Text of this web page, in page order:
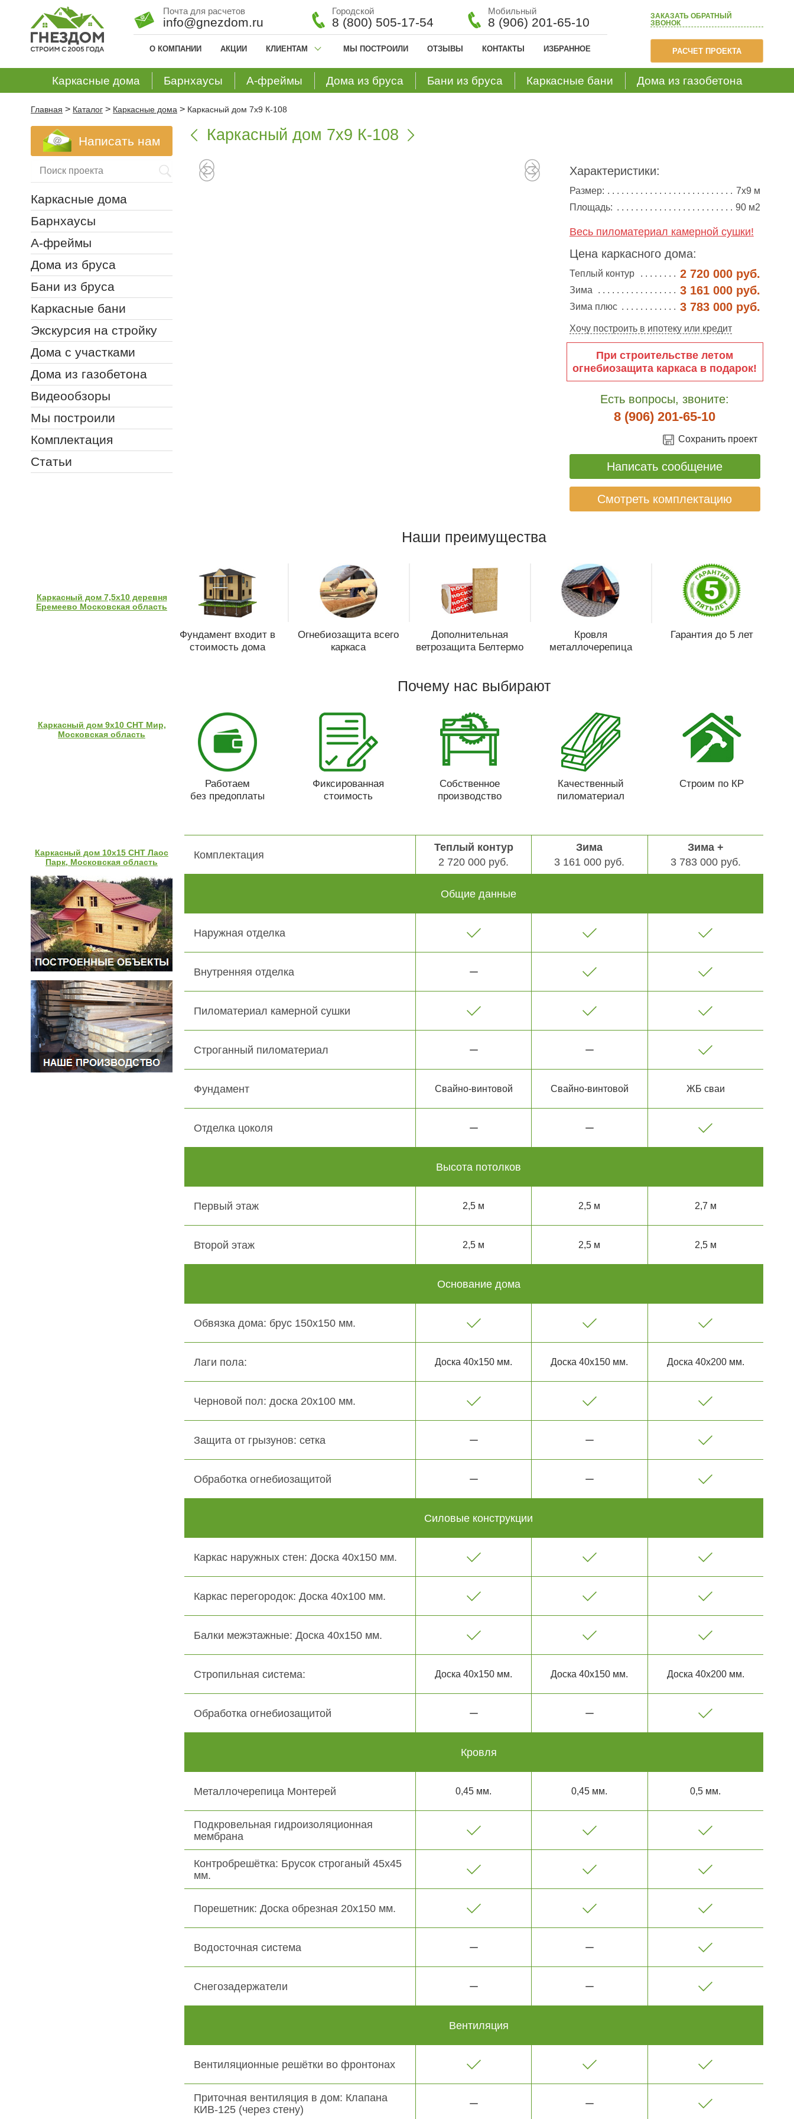
ЗАКАЗАТЬ ОБРАТНЫЙ
ЗВОНОК
РАСЧЕТ ПРОЕКТА
Почта для расчетов
info@gnezdom.ru
Городской
8 (800) 505-17-54
Мобильный
8 (906) 201-65-10
О КОМПАНИИ АКЦИИ КЛИЕНТАМ МЫ ПОСТРОИЛИ ОТЗЫВЫ КОНТАКТЫ ИЗБРАННОЕ
Каркасные дома Барнхаусы А-фреймы Дома из бруса Бани из бруса Каркасные бани Дома из газобетона
Главная > Каталог > Каркасные дома > Каркасный дом 7х9 К-108
 Каркасный дом 7х9 К-108 
Характеристики:
Размер:
7х9 м
Площадь:
90 м2
Весь пиломатериал камерной сушки!
Цена каркасного дома:
Теплый контур 2 720 000 руб.
Зима 3 161 000 руб.
Зима плюс 3 783 000 руб.
Хочу построить в ипотеку или кредит
При строительстве летом
огнебиозащита каркаса в подарок!
Есть вопросы, звоните:
8 (906) 201-65-10
Сохранить проект
Написать сообщение
Смотреть комплектацию
Наши преимущества
Фундамент входит в
стоимость дома
Огнебиозащита всего
каркаса
Дополнительная
ветрозащита Белтермо
Кровля
металлочерепица
Гарантия до 5 лет
Почему нас выбирают
Работаем
без предоплаты
Фиксированная
стоимость
Собственное
производство
Качественный
пиломатериал
Строим по КР
Комплектация
Теплый контур
2 720 000 руб.
Зима
3 161 000 руб.
Зима +
3 783 000 руб.
Общие данные
Наружная отделка
Внутренняя отделка
Пиломатериал камерной сушки
Строганный пиломатериал
Фундамент Свайно-винтовой Свайно-винтовой ЖБ сваи
Отделка цоколя
Высота потолков
Первый этаж 2,5 м 2,5 м 2,7 м
Второй этаж 2,5 м 2,5 м 2,5 м
Основание дома
Обвязка дома: брус 150х150 мм.
Лаги пола: Доска 40х150 мм. Доска 40х150 мм. Доска 40х200 мм.
Черновой пол: доска 20х100 мм.
Защита от грызунов: сетка
Обработка огнебиозащитой
Силовые конструкции
Каркас наружных стен: Доска 40х150 мм.
Каркас перегородок: Доска 40х100 мм.
Балки межэтажные: Доска 40х150 мм.
Стропильная система: Доска 40х150 мм. Доска 40х150 мм. Доска 40х200 мм.
Обработка огнебиозащитой
Кровля
Металлочерепица Монтерей 0,45 мм. 0,45 мм. 0,5 мм.
Подкровельная гидроизоляционная
мембрана
Контробрешётка: Брусок строганый 45х45
мм.
Порешетник: Доска обрезная 20х150 мм.
Водосточная система
Снегозадержатели
Вентиляция
Вентиляционные решётки во фронтонах
Приточная вентиляция в дом: Клапана
КИВ-125 (через стену)
Написать нам
Каркасные дома
Барнхаусы
А-фреймы
Дома из бруса
Бани из бруса
Каркасные бани
Экскурсия на стройку
Дома с участками
Дома из газобетона
Видеообзоры
Мы построили
Комплектация
Статьи
Каркасный дом 7,5х10 деревня
Еремеево Московская область
Каркасный дом 9х10 СНТ Мир,
Московская область
Каркасный дом 10х15 СНТ Лаос
Парк, Московская область